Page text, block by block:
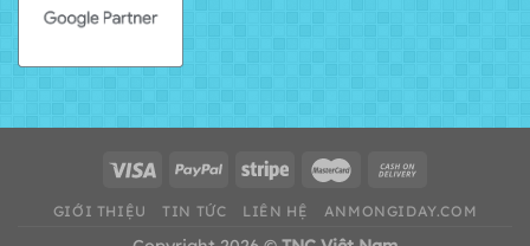
GIỚI THIỆU TIN TỨC LIÊN HỆ ANMONGIDAY.COM